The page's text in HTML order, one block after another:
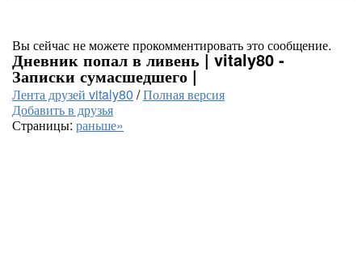
Вы сейчас не можете прокомментировать это сообщение.
Дневник попал в ливень | vitaly80 -
Записки сумасшедшего |
Лента друзей vitaly80 /Полная версия
Добавить в друзья
Страницы: раньше»